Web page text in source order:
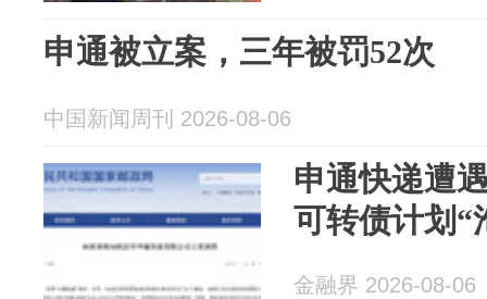
申通被立案，三年被罚52次
中国新闻周刊 2026-08-06
申通快递遭
可转债计划“
金融界 2026-08-06